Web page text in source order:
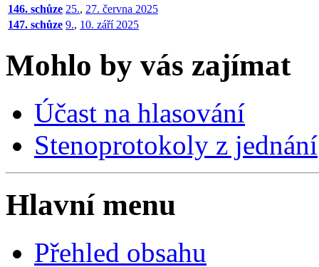
146. schůze 25., 27. června 2025
147. schůze 9., 10. září 2025
Mohlo by vás zajímat
Účast na hlasování
Stenoprotokoly z jednání
Hlavní menu
Přehled obsahu